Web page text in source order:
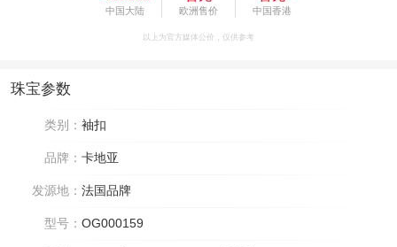
中国大陆 欧洲售价 中国香港
以上为官方媒体公价，仅供参考
珠宝参数
类别： 袖扣
品牌： 卡地亚
发源地： 法国品牌
型号： OG000159